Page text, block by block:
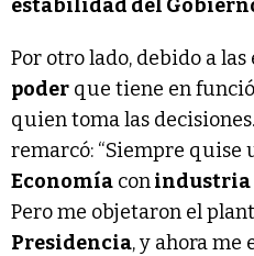
estabilidad del
Por otro lado, debido a
poder que tiene en
quien toma las
remarcó: “Siempre quise
Economía conindustria
Pero me objetaron el
Presidencia, y ahora me